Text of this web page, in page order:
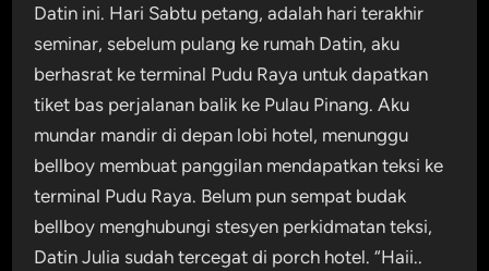
Datin ini. Hari Sabtu petang, adalah hari terakhir
seminar, sebelum pulang ke rumah Datin, aku
berhasrat ke terminal Pudu Raya untuk dapatkan
tiket bas perjalanan balik ke Pulau Pinang. Aku
mundar mandir di depan lobi hotel, menunggu
bellboy membuat panggilan mendapatkan teksi ke
terminal Pudu Raya. Belum pun sempat budak
bellboy menghubungi stesyen perkidmatan teksi,
Datin Julia sudah tercegat di porch hotel. “Haii..